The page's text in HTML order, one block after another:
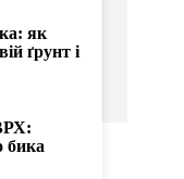
як
ґрунт і
бика